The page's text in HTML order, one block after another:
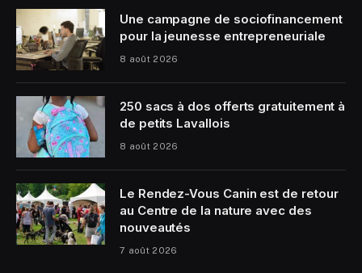
Une campagne de sociofinancement
pour la jeunesse entrepreneuriale
8 août 2026
250 sacs à dos offerts gratuitement à
de petits Lavallois
8 août 2026
Le Rendez-Vous Canin est de retour
au Centre de la nature avec des
nouveautés
7 août 2026